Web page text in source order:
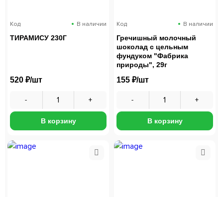
Код В наличии
ТИРАМИСУ 230Г
520 ₽/шт
В корзину
Код В наличии
Гречишный молочный
шоколад с цельным
фундуком "Фабрика
природы", 29г
155 ₽/шт
В корзину